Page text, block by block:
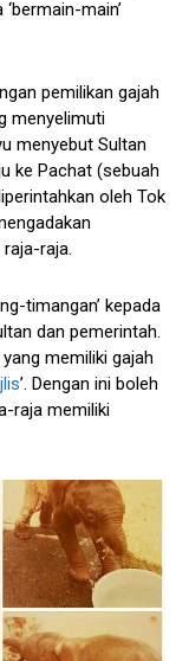
main’
pemilikan gajah
menyelimuti
menyebut Sultan
ke Pachat (sebuah
oleh Tok
raja.
timangan’ kepada
dan pemerintah.
memiliki gajah
’. Dengan ini boleh
raja memiliki